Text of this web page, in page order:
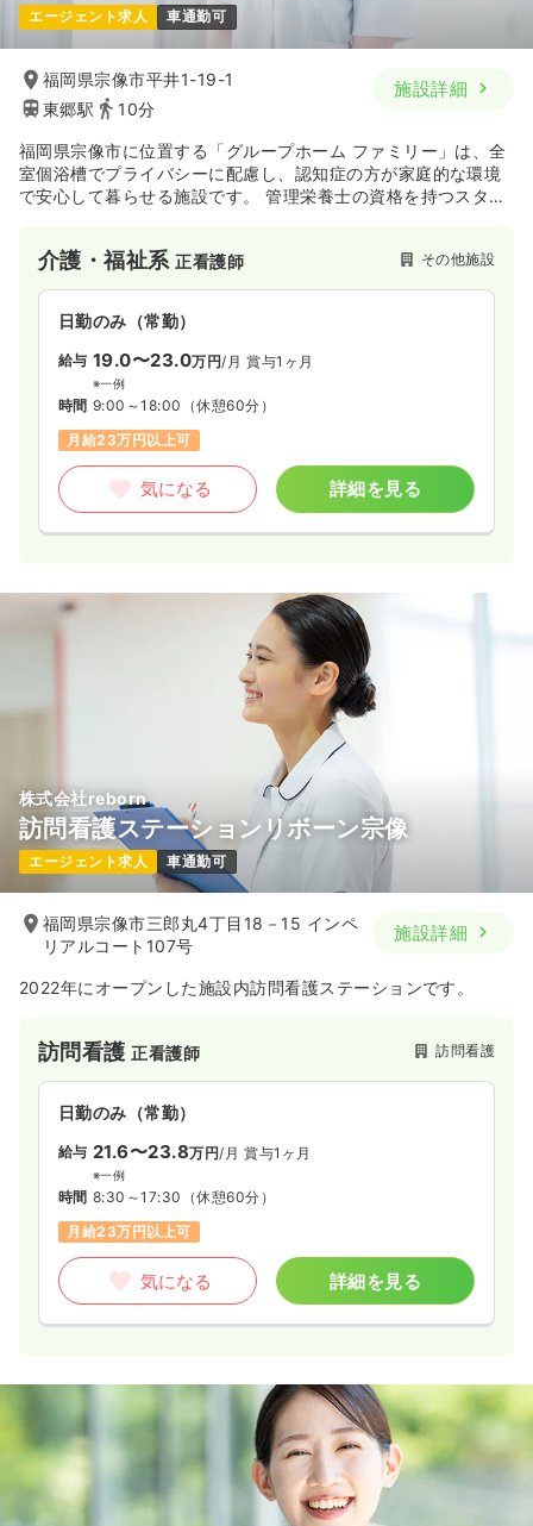
エージェント求人 車通勤可
福岡県宗像市平井1-19-1
東郷駅
10分
施設詳細
福岡県宗像市に位置する「グループホーム ファミリー」は、全
室個浴槽でプライバシーに配慮し、認知症の方が家庭的な環境
で安心して暮らせる施設です。 管理栄養士の資格を持つスタッ
実践しています。 ご入居者の生活リズムに合わせた個別機能訓
練や、近隣への買い物といった1対1の外出支援も行っており、
利用者様の「その人らしさ」を大切にしたい方に最適な職場で
介護・福祉系正看護師 その他施設
日勤のみ（常勤）
給与 19.0〜23.0万円/月 賞与1ヶ月
※一例
時間 9:00～18:00 （休憩60分）
月給23万円以上可
気になる 詳細を見る
株式会社reborn
訪問看護ステーションリボーン宗像
エージェント求人 車通勤可
福岡県宗像市三郎丸4丁目18－15 インペ
リアルコート107号
施設詳細
2022年にオープンした施設内訪問看護ステーションです。
訪問看護正看護師 訪問看護
日勤のみ（常勤）
給与 21.6〜23.8万円/月 賞与1ヶ月
※一例
時間 8:30～17:30 （休憩60分）
月給23万円以上可
気になる 詳細を見る